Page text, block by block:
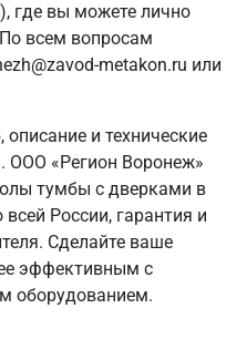
где вы можете лично
всем вопросам
metakon.ru или
и технические
ООО «Регион Воронеж»
тумбы с дверками в
России, гарантия и
Сделайте ваше
эффективным с
оборудованием.